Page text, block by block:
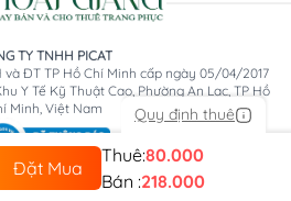
Quy định thuê
Đặt Mua
Thuê:80.000
Bán :218.000
TY TNHH PICAT
và ĐT TP Hồ Chí Minh cấp ngày 05/04/2017
Y Tế Kỹ Thuật Cao, Phường An Lạc, TP Hồ
Minh, Việt Nam